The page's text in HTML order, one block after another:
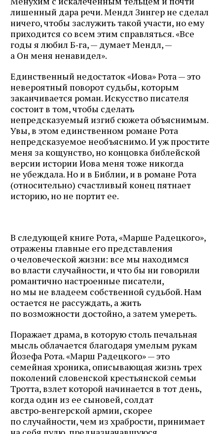
лишенный дара речи. Мендл Зингер не сделал
ничего, чтобы заслужить такой участи, но ему
приходится со всем этим справляться. «Все
годы я любил Б‑га, — думает Мендл, —
а Он меня ненавидел».
Единственный недостаток «Иова» Рота — это
невероятный поворот судьбы, которым
заканчивается роман. Искусство писателя
состоит в том, чтобы сделать
непредсказуемый изгиб сюжета объяснимым.
Увы, в этом единственном романе Рота
непредсказуемое необъяснимо. И уж простите
меня за кощунство, но концовка библейской
версии истории Иова меня тоже никогда
не убеждала. Но и в Библии, и в романе Рота
(относительно) счастливый конец пятнает
историю, но не портит ее.
В следующей книге Рота, «Марше Радецкого»,
отражены главные его представления
о человеческой жизни: все мы находимся
во власти случайности, и что бы ни говорили
романтично настроенные писатели,
но мы не владеем собственной судьбой. Нам
остается не рассуждать, а жить
по возможности достойно, а затем умереть.
Поражает драма, в которую столь печальная
мысль облачается благодаря умелым рукам
Йозефа Рота. «Марш Радецкого» — это
семейная хроника, описывающая жизнь трех
поколений словенской крестьянской семьи
Тротта, взлет которой начинается в тот день,
когда один из ее сыновей, солдат
австро‑венгерской армии, скорее
по случайности, чем из храбрости, принимает